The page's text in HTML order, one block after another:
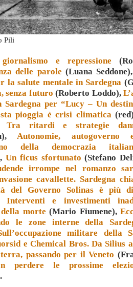
Pili
e repressione
delle parole (Luana
la salute mentale in Sardegna
senza futuro (Roberto Loddo),
Sardegna per “Lucy – Un
pioggia è crisi climatica
Tra ritardi e strategie
Autonomie, autogoverno
della democrazia
Un ficus sfortunato (Stefano
irrompe nel romanzo
cavallette. Sardegna
del Governo Solinas è più
Interventi e investimenti
morte (Mario Fiumene),
le zone interne della
militare della
e Chemical Bros. Da Silius
passando per il Veneto
perdere le prossime